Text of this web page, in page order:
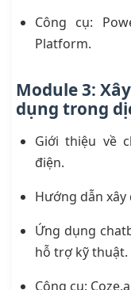
Công cụ:
Platform.
Module 3:
dụng trong
Giới thiệu về
điện.
Hướng dẫn xây
Ứng dụng
hỗ trợ kỹ thuật.
Công cụ: